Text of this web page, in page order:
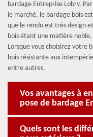
bardage Entreprise Lobry.
le marché, le bardage bois
que le rendu est très design
bois étant une matière
Lorsque vous choisirez votre
bois résistante aux
entre autres.
Vos avantages à
pose de bardage
Quels sont les